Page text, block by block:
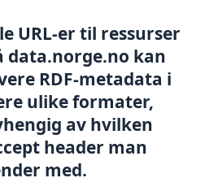
URL-er til ressurser
data.norge.no kan
RDF-metadata i
ulike formater,
av hvilken
header man
med.